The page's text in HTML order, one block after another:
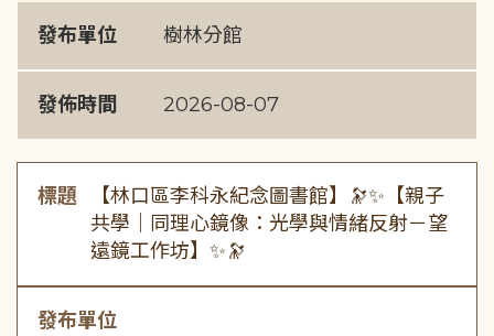
發布單位 樹林分館
發佈時間 2026-08-07
標題
【林口區李科永紀念圖書館】🔭✨【親子
共學｜同理心鏡像：光學與情緒反射－望
遠鏡工作坊】✨🔭
發布單位